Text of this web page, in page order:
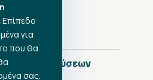
Δημοσιεύσεων
Επίπεδο
για
που θα
σας.